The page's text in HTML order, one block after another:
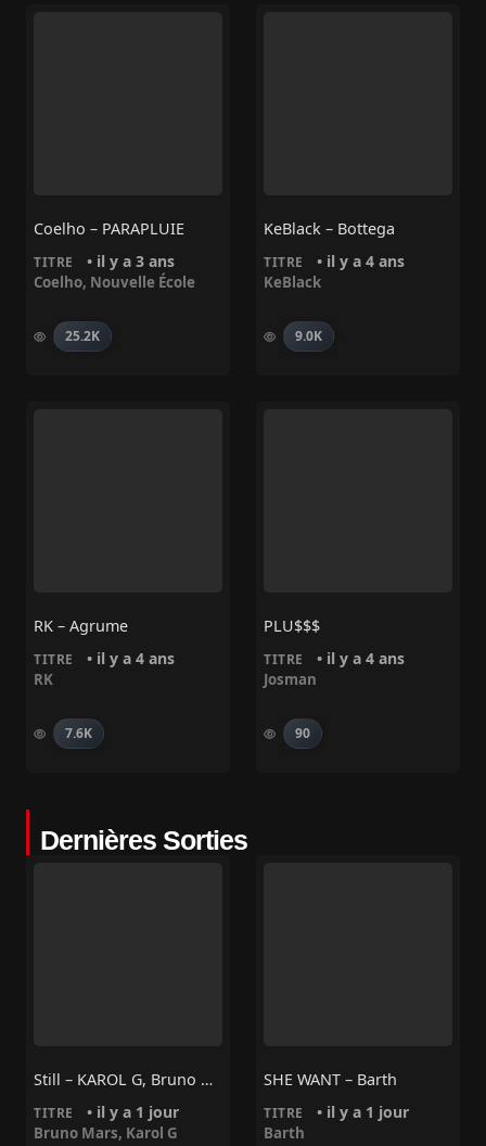
Coelho – PARAPLUIE
TITRE • il y a 3 ans
Coelho, Nouvelle École
25.2K
KeBlack – Bottega
TITRE • il y a 4 ans
KeBlack
9.0K
RK – Agrume
TITRE • il y a 4 ans
RK
7.6K
PLU$$$
TITRE • il y a 4 ans
Josman
90
Dernières Sorties
Still – KAROL G, Bruno Mars
TITRE • il y a 1 jour
Bruno Mars, Karol G
SHE WANT – Barth
TITRE • il y a 1 jour
Barth